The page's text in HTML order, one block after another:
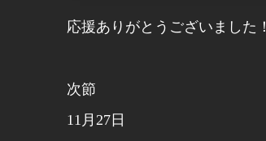
応援ありがとうございました！
次節
11月27日